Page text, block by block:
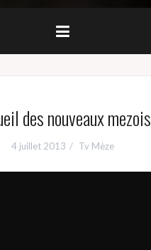
des nouveaux mezois
4 juillet 2013 Tv Mèze